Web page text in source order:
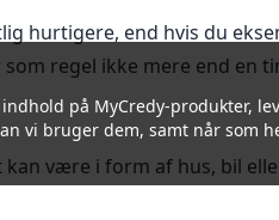
hurtigere, end hvis du
regel ikke mere end en
være i form af hus, bil
på MyCredy-produkter,
vi bruger dem, samt når